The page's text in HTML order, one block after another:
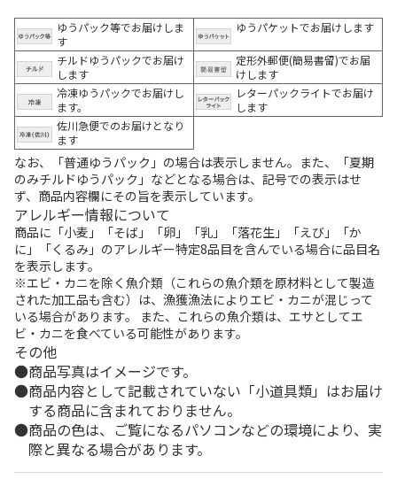
ゆうパック等でお届けしま
す
ゆうパケットでお届けします
チルドゆうパックでお届け
します
定形外郵便(簡易書留)でお届
けします
冷凍ゆうパックでお届けし
ます。
レターパックライトでお届け
します
佐川急便でのお届けとなり
ます
なお、「普通ゆうパック」の場合は表示しません。また、「夏期
のみチルドゆうパック」などとなる場合は、記号での表示はせ
ず、商品内容欄にその旨を表示しています。
アレルギー情報について
商品に「小麦」「そば」「卵」「乳」「落花生」「えび」「か
に」「くるみ」のアレルギー特定8品目を含んでいる場合に品目名
を表示します。
※エビ・カニを除く魚介類（これらの魚介類を原材料として製造
された加工品も含む）は、漁獲漁法によりエビ・カニが混じって
いる場合があります。 また、これらの魚介類は、エサとしてエ
ビ・カニを食べている可能性があります。
その他
商品写真はイメージです。
商品内容として記載されていない「小道具類」はお届け
する商品に含まれておりません。
商品の色は、ご覧になるパソコンなどの環境により、実
際と異なる場合があります。